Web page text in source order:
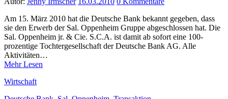
Am 15. März 2010 hat die Deutsche Bank bekannt gegeben, dass
sie den Erwerb der Sal. Oppenheim Gruppe abgeschlossen hat. Die
Sal. Oppenheim jr. & Cie. S.C.A. ist damit ab sofort eine 100-
prozentige Tochtergesellschaft der Deutsche Bank AG. Alle
Aktivitäten…
Mehr Lesen
Wirtschaft